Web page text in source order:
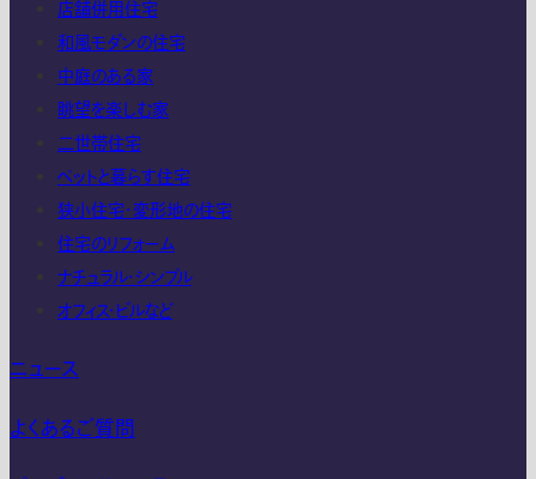
店舗併用住宅
和風モダンの住宅
中庭のある家
眺望を楽しむ家
二世帯住宅
ペットと暮らす住宅
狭小住宅・変形地の住宅
住宅のリフォーム
ナチュラル・シンプル
オフィス・ビルなど
ニュース
よくあるご質問